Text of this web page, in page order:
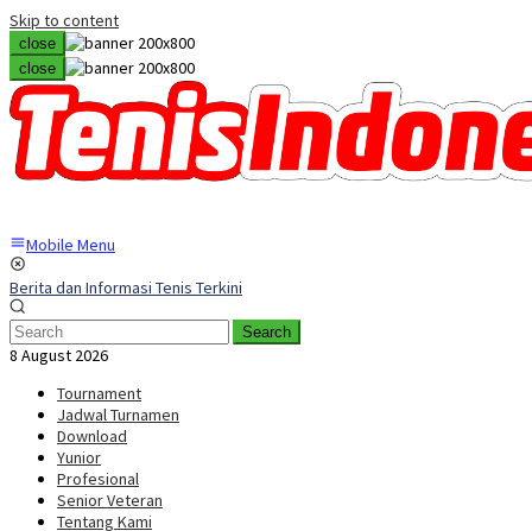
Skip to content
close
close
Mobile Menu
Berita dan Informasi Tenis Terkini
Search
8 August 2026
Tournament
Jadwal Turnamen
Download
Yunior
Profesional
Senior Veteran
Tentang Kami